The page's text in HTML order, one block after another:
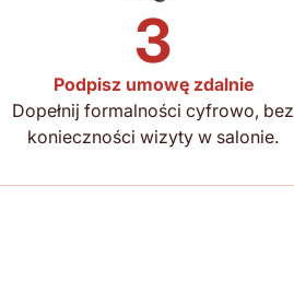
3
Podpisz umowę zdalnie
Dopełnij formalności cyfrowo, bez
konieczności wizyty w salonie.